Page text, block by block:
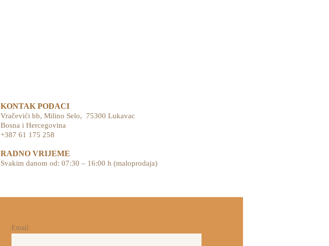
KONTAK PODACI
Vračevići bb, Milino Selo, 75300 Lukavac
Bosna i Hercegovina
+387 61 175 258
RADNO VRIJEME
Svakim danom od: 07:30 – 16:00 h (maloprodaja)
Email